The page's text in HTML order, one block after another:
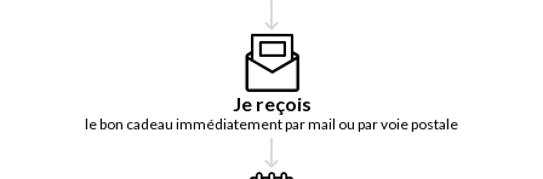
Je reçois
le bon cadeau immédiatement par mail ou par voie postale